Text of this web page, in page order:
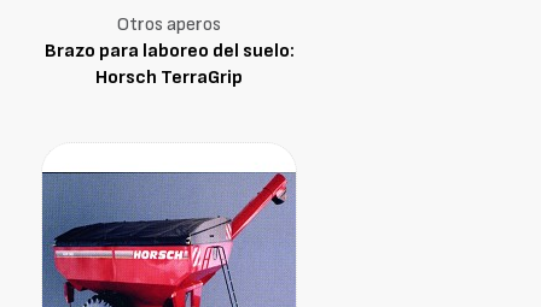
Otros aperos
Brazo para laboreo del suelo:
Horsch TerraGrip